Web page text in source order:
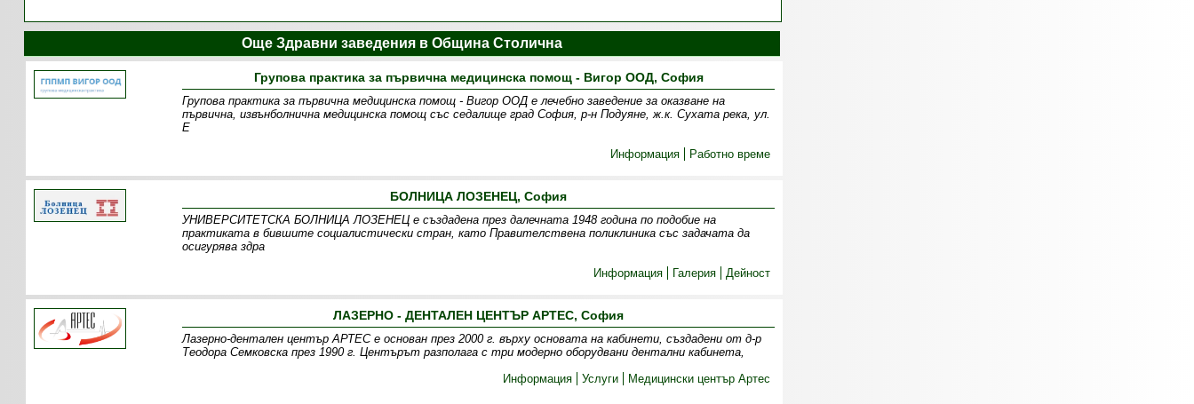
Още Здравни заведения в Община Столична
Групова практика за първична медицинска помощ - Вигор ООД, София
Групова практика за първична медицинска помощ - Вигор ООД е лечебно заведение за оказване на
първична, извънболнична медицинска помощ със седалище град София, р-н Подуяне, ж.к. Сухата река, ул.
Е
Информация
Работно време
БОЛНИЦА ЛОЗЕНЕЦ, София
УНИВЕРСИТЕТСКА БОЛНИЦА ЛОЗЕНЕЦ е създадена през далечната 1948 година по подобие на
практиката в бившите социалистически стран, като Правителствена поликлиника със задачата да
осигурява здра
Информация
Галерия Дейност
ЛАЗЕРНО - ДЕНТАЛЕН ЦЕНТЪР АРТЕС, София
Лазерно-дентален център АРТЕС е основан през 2000 г. върху основата на кабинети, създадени от д-р
Теодора Семковска през 1990 г. Центърът разполага с три модерно оборудвани дентални кабинета,
Информация
Услуги Медицински център Артес